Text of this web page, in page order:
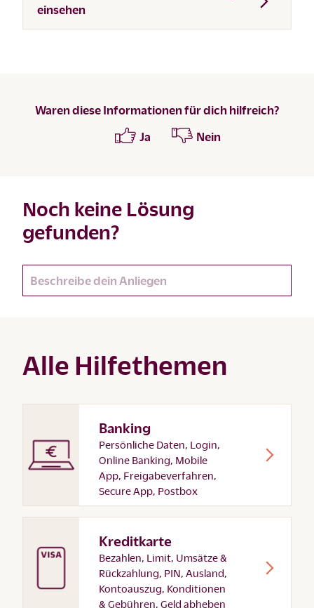
einsehen
Waren diese Informationen für dich hilfreich?
Ja
Nein
Noch keine Lösung
gefunden?
Alle Hilfethemen
Banking
Persönliche Daten, Login,
Online Banking, Mobile
App, Freigabeverfahren,
Secure App, Postbox
Kreditkarte
Bezahlen, Limit, Umsätze &
Rückzahlung, PIN, Ausland,
Kontoauszug, Konditionen
& Gebühren, Geld abheben